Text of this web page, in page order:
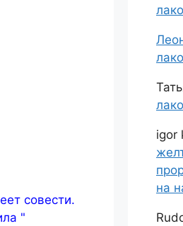
совести.
"
igor
на